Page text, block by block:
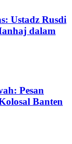
Ustadz Rusdi
dalam
Pesan
Banten